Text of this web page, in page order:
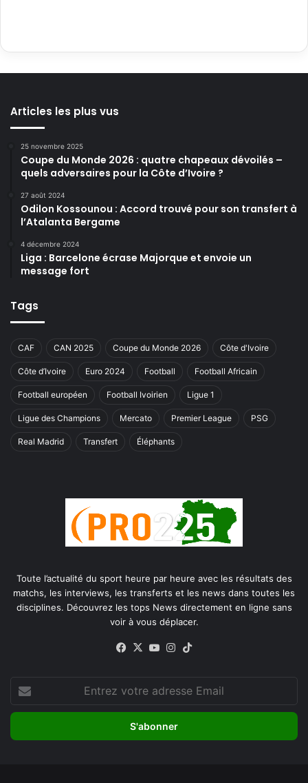
Articles les plus vus
25 novembre 2025
Coupe du Monde 2026 : quatre chapeaux dévoilés –
quels adversaires pour la Côte d’Ivoire ?
27 août 2024
Odilon Kossounou : Accord trouvé pour son transfert à
l’Atalanta Bergame
4 décembre 2024
Liga : Barcelone écrase Majorque et envoie un
message fort
Tags
CAF CAN 2025 Coupe du Monde 2026 Côte d'Ivoire
Côte d’Ivoire Euro 2024 Football Football Africain
Football européen Football Ivoirien Ligue 1
Ligue des Champions Mercato Premier League PSG
Real Madrid Transfert Éléphants
Toute l’actualité du sport heure par heure avec les résultats des
matchs, les interviews, les transferts et les news dans toutes les
disciplines. Découvrez les tops News directement en ligne sans
voir à vous déplacer.
Facebook
X YouTubeInstagram
votre
adresse